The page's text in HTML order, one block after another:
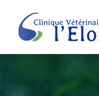
contenu